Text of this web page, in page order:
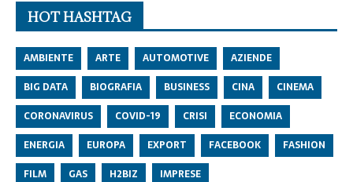
HOT HASHTAG
AMBIENTE ARTE AUTOMOTIVE
AZIENDE
BIG DATA
BIOGRAFIA BUSINESS CINA
CINEMA
CORONAVIRUS
COVID-19 CRISI
ECONOMIA
ENERGIA
EUROPA EXPORT FACEBOOK
FASHION
FILM
GAS H2BIZ IMPRESE